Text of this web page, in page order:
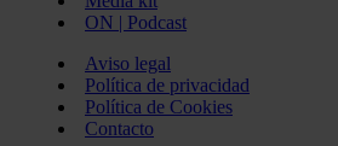
ON | Podcast
Aviso legal
Política de privacidad
Política de Cookies
Contacto